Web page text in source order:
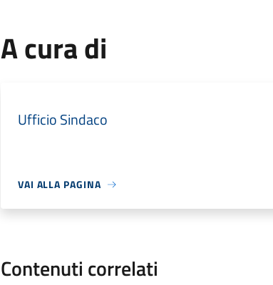
A cura di
Ufficio Sindaco
VAI ALLA PAGINA
Contenuti correlati